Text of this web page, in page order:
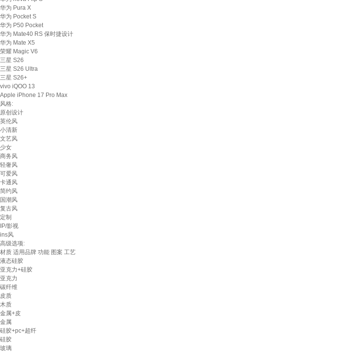
华为 Pura X
华为 Pocket S
华为 P50 Pocket
华为 Mate40 RS 保时捷设计
华为 Mate X5
荣耀 Magic V6
三星 S26
三星 S26 Ultra
三星 S26+
vivo iQOO 13
Apple iPhone 17 Pro Max
风格:
原创设计
英伦风
小清新
文艺风
少女
商务风
轻奢风
可爱风
卡通风
简约风
国潮风
复古风
定制
IP/影视
ins风
高级选项:
材质 适用品牌 功能 图案 工艺
液态硅胶
亚克力+硅胶
亚克力
碳纤维
皮质
木质
金属+皮
金属
硅胶+pc+超纤
硅胶
玻璃